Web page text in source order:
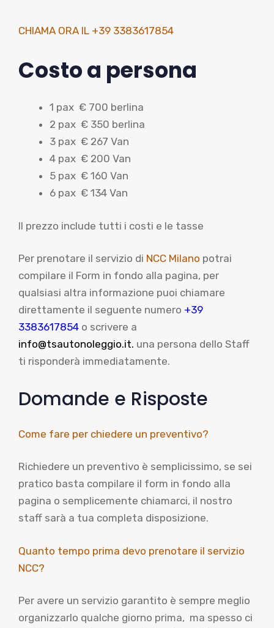
CHIAMA ORA IL +39 3383617854
Costo a persona
1 pax € 700 berlina
2 pax € 350 berlina
3 pax € 267 Van
4 pax € 200 Van
5 pax € 160 Van
6 pax € 134 Van
Il prezzo include tutti i costi e le tasse
Per prenotare il servizio di NCC Milano potrai
compilare il Form in fondo alla pagina, per
qualsiasi altra informazione puoi chiamare
direttamente il seguente numero +39
3383617854 o scrivere a
info@tsautonoleggio.it. una persona dello Staff
ti risponderà immediatamente.
Domande e Risposte
Come fare per chiedere un preventivo?
Richiedere un preventivo è semplicissimo, se sei
pratico basta compilare il form in fondo alla
pagina o semplicemente chiamarci, il nostro
staff sarà a tua completa disposizione.
Quanto tempo prima devo prenotare il servizio
NCC?
Per avere un servizio garantito è sempre meglio
organizzarlo qualche giorno prima, ma spesso ci